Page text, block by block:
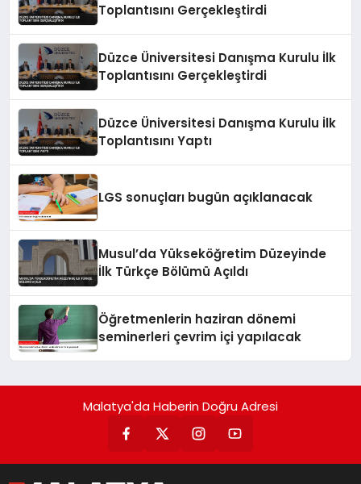
Toplantısını Gerçekleştirdi
Düzce Üniversitesi Danışma Kurulu İlk
Toplantısını Gerçekleştirdi
Düzce Üniversitesi Danışma Kurulu İlk
Toplantısını Yaptı
LGS sonuçları bugün açıklanacak
Musul’da Yükseköğretim Düzeyinde
İlk Türkçe Bölümü Açıldı
Öğretmenlerin haziran dönemi
seminerleri çevrim içi yapılacak
Malatya'da Haberin Doğru Adresi